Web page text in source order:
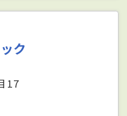
ク
17